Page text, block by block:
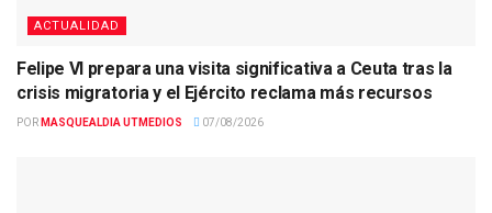
ACTUALIDAD
Felipe VI prepara una visita significativa a Ceuta tras la
crisis migratoria y el Ejército reclama más recursos
POR MASQUEALDIA UTMEDIOS 07/08/2026